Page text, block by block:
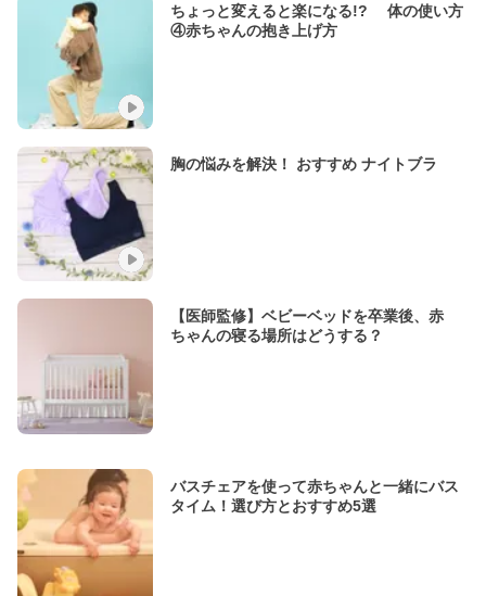
ちょっと変えると楽になる!? 体の使い方
④赤ちゃんの抱き上げ方
胸の悩みを解決！ おすすめ ナイトブラ
【医師監修】ベビーベッドを卒業後、赤
ちゃんの寝る場所はどうする？
バスチェアを使って赤ちゃんと一緒にバス
タイム！選び方とおすすめ5選